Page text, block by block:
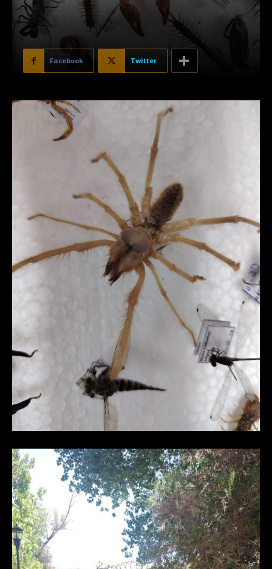
Facebook Twitter